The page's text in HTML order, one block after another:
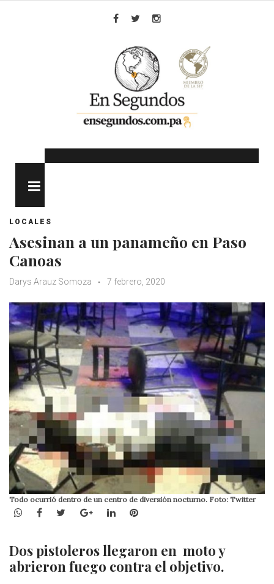
LOCALES
Asesinan a un panameño en Paso
Canoas
Darys Arauz Somoza 7 febrero, 2020
Todo ocurrió dentro de un centro de diversión nocturno. Foto: Twitter
WhatsApp
Facebook
TwitterGoogle+LinkedInPinterest
Dos pistoleros llegaron en moto y
abrieron fuego contra el objetivo.